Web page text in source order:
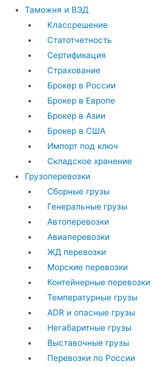
Таможня и ВЭД
Классрешение
Статотчетность
Сертификация
Страхование
Брокер в России
Брокер в Европе
Брокер в Азии
Брокер в США
Импорт под ключ
Складское хранение
Грузоперевозки
Сборные грузы
Генеральные грузы
Автоперевозки
Авиаперевозки
ЖД перевозки
Морские перевозки
Контейнерные перевозки
Температурные грузы
ADR и опасные грузы
Негабаритные грузы
Выставочные грузы
Перевозки по России